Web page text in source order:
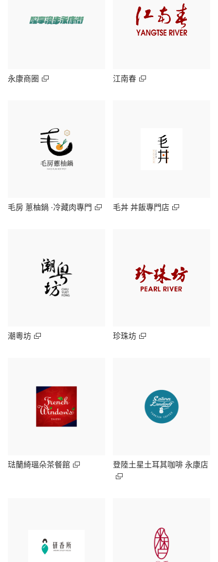
永康商圈 江南春
毛房 蔥柚鍋 ·冷藏肉專門 毛丼 丼飯專門店
潮粵坊 珍珠坊
琺蘭綺瑥朵茶餐館 登陸土星土耳其咖啡 永康店